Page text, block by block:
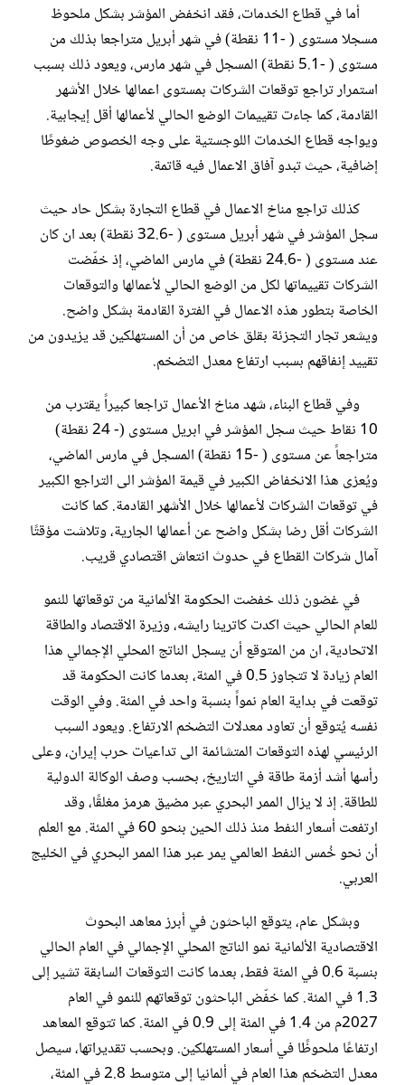
أما في قطاع الخدمات، فقد انخفض المؤشر بشكل ملحوظ
مسجلا مستوى ( -11 نقطة) في شهر أبريل متراجعا بذلك من
مستوى ( -5.1 نقطة) المسجل في شهر مارس، ويعود ذلك بسبب
استمرار تراجع توقعات الشركات بمستوى اعمالها خلال الأشهر
القادمة، كما جاءت تقييمات الوضع الحالي لأعمالها أقل إيجابية.
ويواجه قطاع الخدمات اللوجستية على وجه الخصوص ضغوطًا
إضافية، حيث تبدو آفاق الاعمال فيه قاتمة.
كذلك تراجع مناخ الاعمال في قطاع التجارة بشكل حاد حيث
سجل المؤشر في شهر أبريل مستوى ( -32.6 نقطة) بعد ان كان
عند مستوى ( -24.6 نقطة) في مارس الماضي، إذ خفّضت
الشركات تقييماتها لكل من الوضع الحالي لأعمالها والتوقعات
الخاصة بتطور هذه الاعمال في الفترة القادمة بشكل واضح.
ويشعر تجار التجزئة بقلق خاص من أن المستهلكين قد يزيدون من
تقييد إنفاقهم بسبب ارتفاع معدل التضخم.
وفي قطاع البناء، شهد مناخ الأعمال تراجعا كبيراً يقترب من
10 نقاط حيث سجل المؤشر في ابريل مستوى (- 24 نقطة)
متراجعاً عن مستوى ( -15 نقطة) المسجل في مارس الماضي،
ويُعزى هذا الانخفاض الكبير في قيمة المؤشر الى التراجع الكبير
في توقعات الشركات لأعمالها خلال الأشهر القادمة. كما كانت
الشركات أقل رضا بشكل واضح عن أعمالها الجارية، وتلاشت مؤقتًا
آمال شركات القطاع في حدوث انتعاش اقتصادي قريب.
في غضون ذلك خفضت الحكومة الألمانية من توقعاتها للنمو
للعام الحالي حيث اكدت كاترينا رايشه، وزيرة الاقتصاد والطاقة
الاتحادية، ان من المتوقع أن يسجل الناتج المحلي الإجمالي هذا
العام زيادة لا تتجاوز 0.5 في المئة، بعدما كانت الحكومة قد
توقعت في بداية العام نمواً بنسبة واحد في المئة. وفي الوقت
نفسه يُتوقع أن تعاود معدلات التضخم الارتفاع. ويعود السبب
الرئيسي لهذه التوقعات المتشائمة الى تداعيات حرب إيران، وعلى
رأسها أشد أزمة طاقة في التاريخ، بحسب وصف الوكالة الدولية
للطاقة. إذ لا يزال الممر البحري عبر مضيق هرمز مغلقًا، وقد
ارتفعت أسعار النفط منذ ذلك الحين بنحو 60 في المئة. مع العلم
أن نحو خُمس النفط العالمي يمر عبر هذا الممر البحري في الخليج
العربي.
وبشكل عام، يتوقع الباحثون في أبرز معاهد البحوث
الاقتصادية الألمانية نمو الناتج المحلي الإجمالي في العام الحالي
بنسبة 0.6 في المئة فقط، بعدما كانت التوقعات السابقة تشير إلى
1.3 في المئة. كما خفّض الباحثون توقعاتهم للنمو في العام
2027م من 1.4 في المئة إلى 0.9 في المئة. كما تتوقع المعاهد
ارتفاعًا ملحوظًا في أسعار المستهلكين. وبحسب تقديراتها، سيصل
معدل التضخم هذا العام في ألمانيا إلى متوسط 2.8 في المئة،